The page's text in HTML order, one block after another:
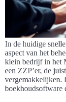
In de huidige
aspect van het
klein bedrijf in het
een ZZP’er, de
vergemakkelijken.